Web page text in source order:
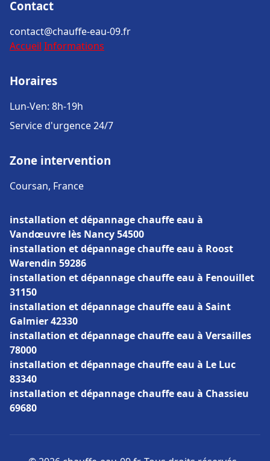
Contact
contact@chauffe-eau-09.fr
Accueil Informations
Horaires
Lun-Ven: 8h-19h
Service d'urgence 24/7
Zone intervention
Coursan, France
installation et dépannage chauffe eau à
Vandœuvre lès Nancy 54500
installation et dépannage chauffe eau à Roost
Warendin 59286
installation et dépannage chauffe eau à Fenouillet
31150
installation et dépannage chauffe eau à Saint
Galmier 42330
installation et dépannage chauffe eau à Versailles
78000
installation et dépannage chauffe eau à Le Luc
83340
installation et dépannage chauffe eau à Chassieu
69680